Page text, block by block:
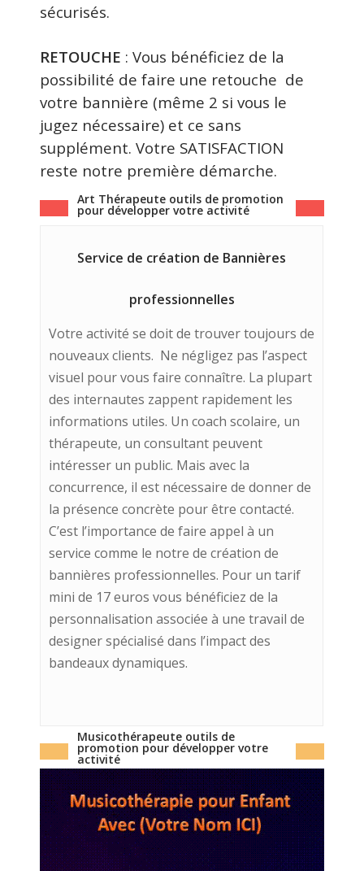
sécurisés.
RETOUCHE : Vous bénéficiez de la
possibilité de faire une retouche de
votre bannière (même 2 si vous le
jugez nécessaire) et ce sans
supplément. Votre SATISFACTION
reste notre première démarche.
Art Thérapeute outils de promotion
pour développer votre activité
Service de création de Bannières
professionnelles
Votre activité se doit de trouver toujours de
nouveaux clients. Ne négligez pas l’aspect
visuel pour vous faire connaître. La plupart
des internautes zappent rapidement les
informations utiles. Un coach scolaire, un
thérapeute, un consultant peuvent
intéresser un public. Mais avec la
concurrence, il est nécessaire de donner de
la présence concrète pour être contacté.
C’est l’importance de faire appel à un
service comme le notre de création de
bannières professionnelles. Pour un tarif
mini de 17 euros vous bénéficiez de la
personnalisation associée à une travail de
designer spécialisé dans l’impact des
bandeaux dynamiques.
Musicothérapeute outils de
promotion pour développer votre
activité